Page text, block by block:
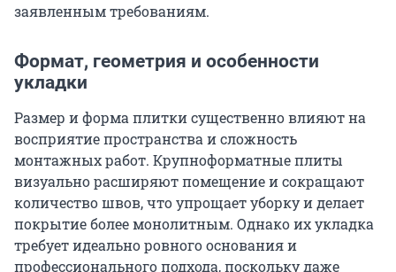
заявленным требованиям.
Формат, геометрия и особенности
укладки
Размер и форма плитки существенно влияют на
восприятие пространства и сложность
монтажных работ. Крупноформатные плиты
визуально расширяют помещение и сокращают
количество швов, что упрощает уборку и делает
покрытие более монолитным. Однако их укладка
требует идеально ровного основания и
профессионального подхода, поскольку даже